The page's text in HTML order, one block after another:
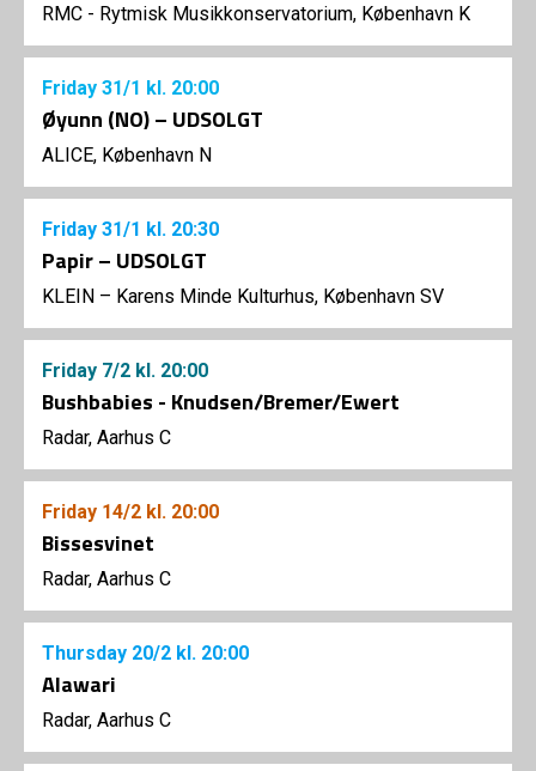
RMC - Rytmisk Musikkonservatorium, København K
Friday 31/1 kl. 20:00
Øyunn (NO) – UDSOLGT
ALICE, København N
Friday 31/1 kl. 20:30
Papir – UDSOLGT
KLEIN – Karens Minde Kulturhus, København SV
Friday 7/2 kl. 20:00
Bushbabies - Knudsen/Bremer/Ewert
Radar, Aarhus C
Friday 14/2 kl. 20:00
Bissesvinet
Radar, Aarhus C
Thursday 20/2 kl. 20:00
Alawari
Radar, Aarhus C